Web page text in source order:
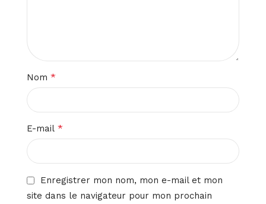
Nom *
E-mail *
Enregistrer mon nom, mon e-mail et mon
site dans le navigateur pour mon prochain